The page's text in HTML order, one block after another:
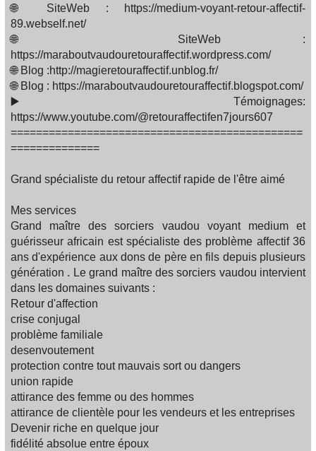
🌐 SiteWeb : https://medium-voyant-retour-affectif-
89.webself.net/
🌐 SiteWeb :
https://maraboutvaudouretouraffectif.wordpress.com/
🌐 Blog :http://magieretouraffectif.unblog.fr/
🌐 Blog : https://maraboutvaudouretouraffectif.blogspot.com/
▶️ Témoignages:
https://www.youtube.com/@retouraffectifen7jours607
==============================================
==============
Grand spécialiste du retour affectif rapide de l'être aimé
Mes services
Grand maître des sorciers vaudou voyant medium et
guérisseur africain est spécialiste des problème affectif 36
ans d'expérience aux dons de père en fils depuis plusieurs
génération . Le grand maître des sorciers vaudou intervient
dans les domaines suivants :
Retour d'affection
crise conjugal
problème familiale
desenvoutement
protection contre tout mauvais sort ou dangers
union rapide
attirance des femme ou des hommes
attirance de clientèle pour les vendeurs et les entreprises
Devenir riche en quelque jour
fidélité absolue entre époux